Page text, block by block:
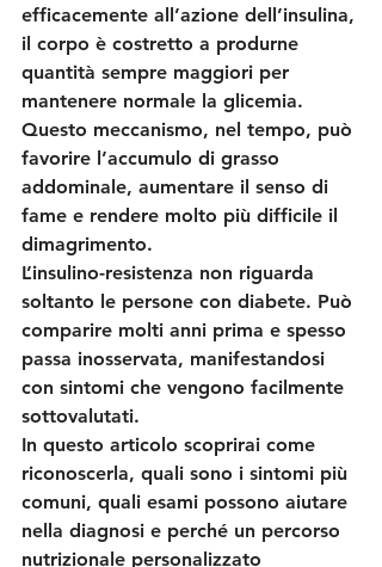
efficacemente all’azione dell’insulina,
il corpo è costretto a produrne
quantità sempre maggiori per
mantenere normale la glicemia.
Questo meccanismo, nel tempo, può
favorire l’accumulo di grasso
addominale, aumentare il senso di
fame e rendere molto più difficile il
dimagrimento.
L’insulino-resistenza non riguarda
soltanto le persone con diabete. Può
comparire molti anni prima e spesso
passa inosservata, manifestandosi
con sintomi che vengono facilmente
sottovalutati.
In questo articolo scoprirai come
riconoscerla, quali sono i sintomi più
comuni, quali esami possono aiutare
nella diagnosi e perché un percorso
nutrizionale personalizzato